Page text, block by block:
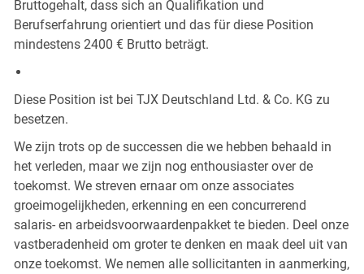
Bruttogehalt, dass sich an Qualifikation und
Berufserfahrung orientiert und das für diese Position
mindestens 2400 € Brutto beträgt.
Diese Position ist bei TJX Deutschland Ltd. & Co. KG zu
besetzen.
We zijn trots op de successen die we hebben behaald in
het verleden, maar we zijn nog enthousiaster over de
toekomst. We streven ernaar om onze associates
groeimogelijkheden, erkenning en een concurrerend
salaris- en arbeidsvoorwaardenpakket te bieden. Deel onze
vastberadenheid om groter te denken en maak deel uit van
onze toekomst. We nemen alle sollicitanten in aanmerking,